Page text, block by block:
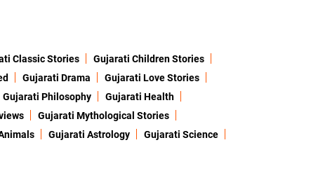
Classic Stories
Gujarati Children Stories
Gujarati Drama
Gujarati Love Stories
Gujarati Philosophy
Gujarati Health
Gujarati Mythological Stories
Gujarati Astrology
Gujarati Science